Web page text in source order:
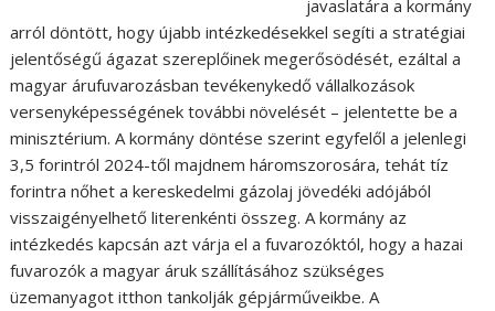
javaslatára a kormány
arról döntött, hogy újabb intézkedésekkel segíti a stratégiai
jelentőségű ágazat szereplőinek megerősödését, ezáltal a
magyar árufuvarozásban tevékenykedő vállalkozások
versenyképességének további növelését – jelentette be a
minisztérium. A kormány döntése szerint egyfelől a jelenlegi
3,5 forintról 2024-től majdnem háromszorosára, tehát tíz
forintra nőhet a kereskedelmi gázolaj jövedéki adójából
visszaigényelhető literenkénti összeg. A kormány az
intézkedés kapcsán azt várja el a fuvarozóktól, hogy a hazai
fuvarozók a magyar áruk szállításához szükséges
üzemanyagot itthon tankolják gépjárműveikbe. A